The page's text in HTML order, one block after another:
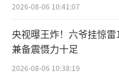
2026-08-06 10:41:07
央视曝王炸！六爷挂惊
兼备震慑力十足
2026-08-06 10:38:19